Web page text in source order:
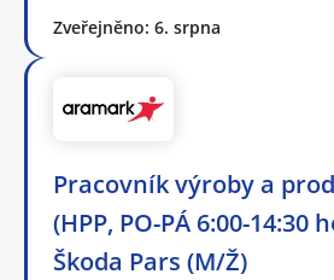
Zveřejněno: 6. srpna
Pracovník výroby a
(HPP, PO-PÁ 6:00-14:30
Škoda Pars (M/Ž)